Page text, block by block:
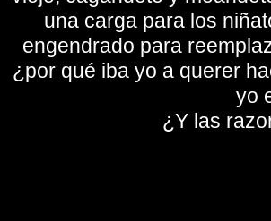
una carga para los
engendrado para
¿por qué iba yo a querer
yo
¿Y las